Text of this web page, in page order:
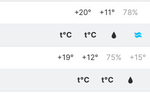
+20° +11° 78%
t°C t°C
+19° +12° 75% +15°
t°C t°C